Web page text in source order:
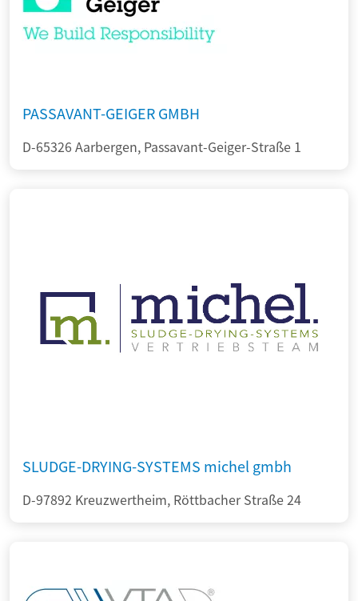
PASSAVANT-GEIGER GMBH
D-65326 Aarbergen, Passavant-Geiger-Straße 1
SLUDGE-DRYING-SYSTEMS michel gmbh
D-97892 Kreuzwertheim, Röttbacher Straße 24